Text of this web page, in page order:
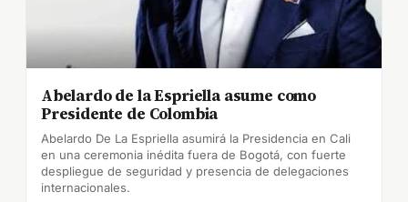
Abelardo de la Espriella asume como
Presidente de Colombia
Abelardo De La Espriella asumirá la Presidencia en Cali
en una ceremonia inédita fuera de Bogotá, con fuerte
despliegue de seguridad y presencia de delegaciones
internacionales.